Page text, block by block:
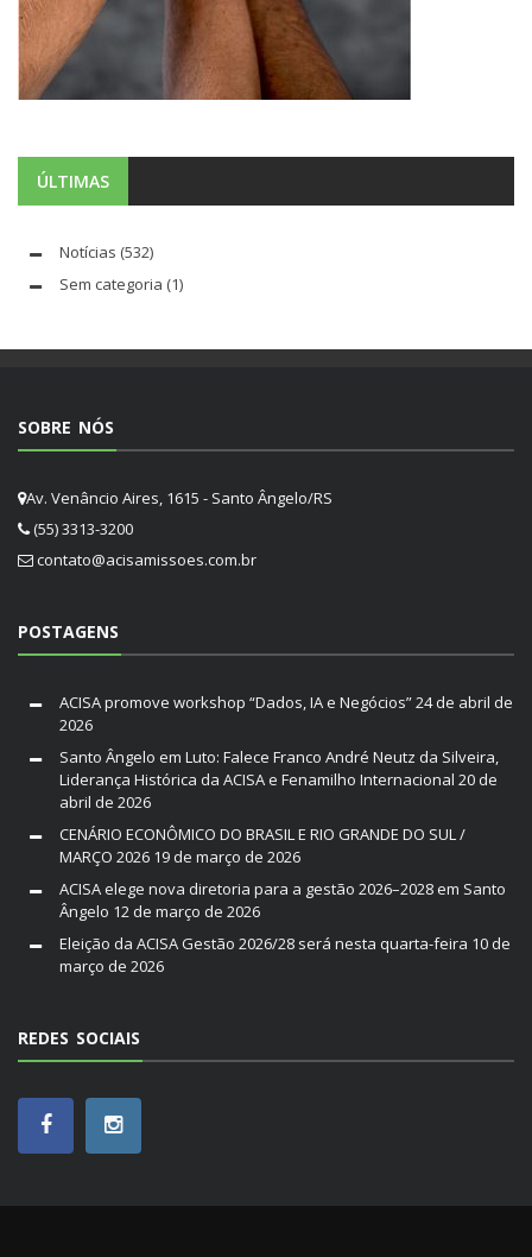
ÚLTIMAS
Notícias (532)
Sem categoria (1)
SOBRE NÓS
Av. Venâncio Aires, 1615 - Santo Ângelo/RS
(55) 3313-3200
contato@acisamissoes.com.br
POSTAGENS
ACISA promove workshop “Dados, IA e Negócios”24 de abril de
2026
Santo Ângelo em Luto: Falece Franco André Neutz da Silveira,
Liderança Histórica da ACISA e Fenamilho Internacional 20 de
abril de 2026
CENÁRIO ECONÔMICO DO BRASIL E RIO GRANDE DO SUL /
MARÇO 2026 19 de março de 2026
ACISA elege nova diretoria para a gestão 2026–2028 em Santo
Ângelo 12 de março de 2026
Eleição da ACISA Gestão 2026/28 será nesta quarta-feira 10 de
março de 2026
REDES SOCIAIS